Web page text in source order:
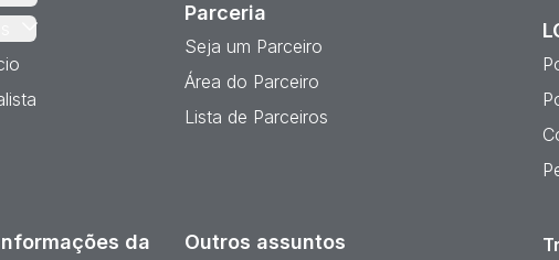
Parceria
Seja um Parceiro
Área do Parceiro
Lista de Parceiros
da
Outros assuntos